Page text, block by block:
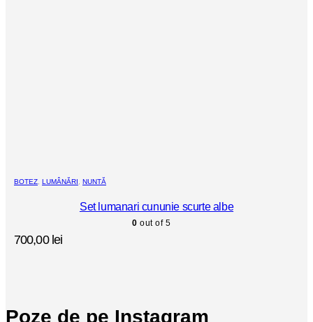
BOTEZ LUMÂNĂRI NUNTĂ
Set lumanari cununie scurte albe
0 out of 5
700,00 lei
Poze de pe Instagram